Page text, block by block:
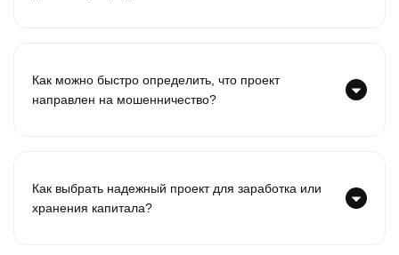
Как можно быстро определить, что проект
направлен на мошенничество?
Как выбрать надежный проект для заработка или
хранения капитала?